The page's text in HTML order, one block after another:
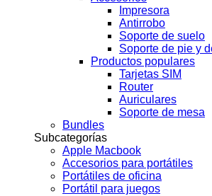
Impresora
Antirrobo
Soporte de suelo
Soporte de pie y
Productos populares
Tarjetas SIM
Router
Auriculares
Soporte de mesa
Bundles
Subcategorías
Apple Macbook
Accesorios para portátiles
Portátiles de oficina
Portátil para juegos